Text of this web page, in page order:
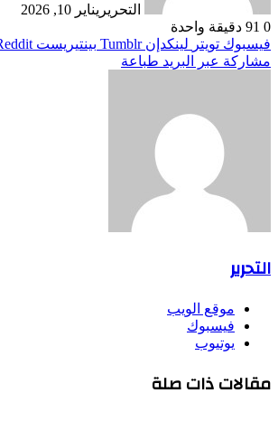
التحرير يناير 10, 2026
0
دقيقة واحدة
فيسبوك تويتر لينكدإن بينتيريست
مشاركة عبر البريد طباعة
التحرير
موقع الويب
فيسبوك
يوتيوب
مقالات ذات صلة